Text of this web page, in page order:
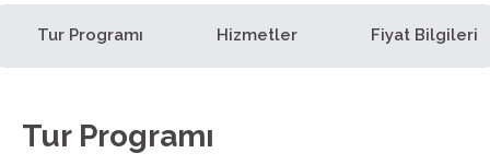
Tur Programı Hizmetler Fiyat Bilgileri
Tur Programı